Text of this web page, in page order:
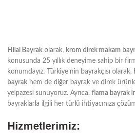
Hilal Bayrak olarak, krom direk makam
konusunda 25 yıllık deneyime sahip bir
konumdayız. Türkiye’nin bayrakçısı olarak,
bayrak hem de diğer bayrak ve direk
yelpazesi sunuyoruz. Ayrıca, flama bayrak
bayraklarla ilgili her türlü ihtiyacınıza
Hizmetlerimiz: